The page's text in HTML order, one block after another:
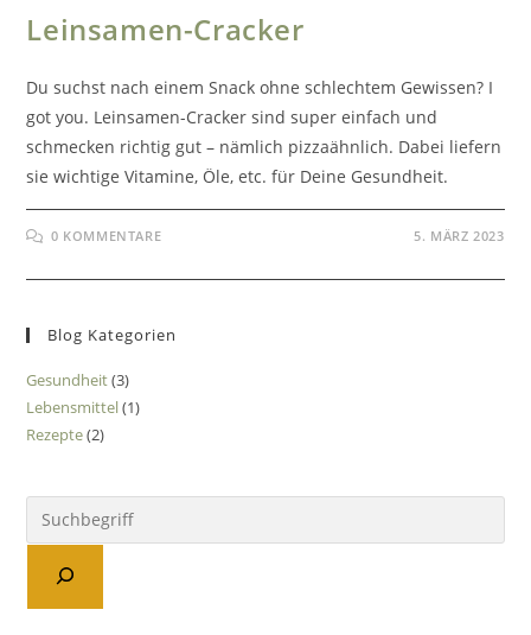
Leinsamen-Cracker
Du suchst nach einem Snack ohne schlechtem Gewissen? I
got you. Leinsamen-Cracker sind super einfach und
schmecken richtig gut – nämlich pizzaähnlich. Dabei liefern
sie wichtige Vitamine, Öle, etc. für Deine Gesundheit.
0 KOMMENTARE 5. MÄRZ 2023
Blog Kategorien
Gesundheit(3)
Lebensmittel(1)
Rezepte(2)